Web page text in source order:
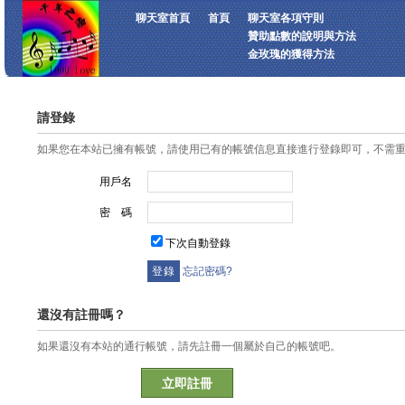
聊天室首頁 首頁
聊天室各項守則
贊助點數的說明與方法
金玫瑰的獲得方法
請登錄
如果您在本站已擁有帳號，請使用已有的帳號信息直接進行登錄即可，不需
用戶名
密 碼
下次自動登錄
忘記密碼?
還沒有註冊嗎？
如果還沒有本站的通行帳號，請先註冊一個屬於自己的帳號吧。
立即註冊